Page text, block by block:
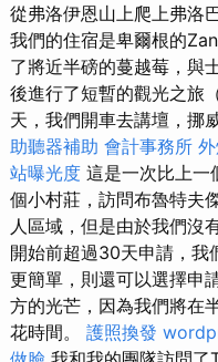
從弗洛伊恩山上爬上弗洛
我們的住宿是卑爾根的
了將近半磅的蔓越莓，與
後進行了短暫的觀光之旅
天，我們開車去講壇，挪
助聽器補助 會計事務所
站曝光度 這是一次比上一
個小村莊，訪問布魯特夫
人區域，但是由於我們沒
開始前超過30天申請，我
更簡單，則還可以選擇申
方的光芒，因為我們將在
花時間。 護照換發